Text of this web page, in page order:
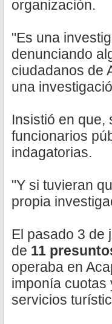
organización.
"Es una
denunciando
ciudadanos de
una
Insistió en que,
funcionarios
indagatorias.
"Y si tuvieran
propia
El pasado 3 de
de 11
operaba en
imponía cuotas
servicios